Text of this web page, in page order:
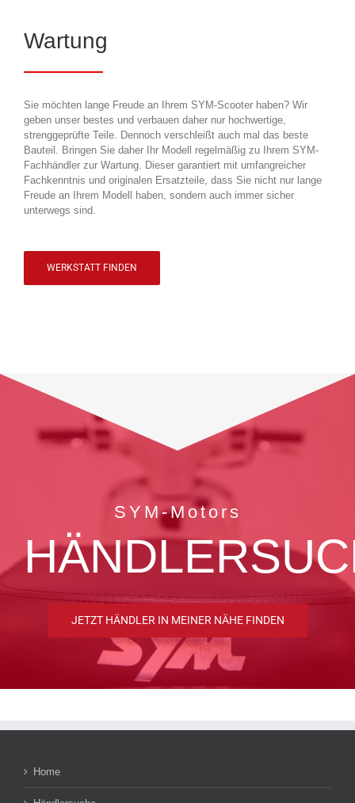
Wartung
Sie möchten lange Freude an Ihrem SYM-Scooter haben? Wir
geben unser bestes und verbauen daher nur hochwertige,
strenggeprüfte Teile. Dennoch verschleißt auch mal das beste
Bauteil. Bringen Sie daher Ihr Modell regelmäßig zu Ihrem SYM-
Fachhändler zur Wartung. Dieser garantiert mit umfangreicher
Fachkenntnis und originalen Ersatzteile, dass Sie nicht nur lange
Freude an Ihrem Modell haben, sondern auch immer sicher
unterwegs sind.
WERKSTATT FINDEN
SYM-Motors
JETZT HÄNDLER IN MEINER NÄHE FINDEN
Home